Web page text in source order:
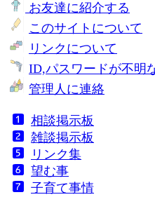
お友達に紹介する
このサイトについて
リンクについて
ID,パスワードが不明
管理人に連絡
相談掲示板
雑談掲示板
リンク集
望む事
子育て事情